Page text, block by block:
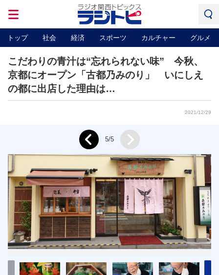
トップ 社会 経済 スポーツ カルチャー グルメ
こだわりの青汁は“忘れられない味” 今秋、
京都にオープン「古都乃みのり」 いにしえ
の都に出店した理由は…
2021/12/29
Prev 5/5